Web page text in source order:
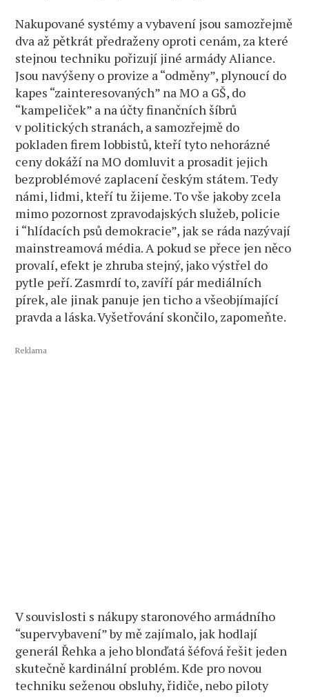
Nakupované systémy a vybavení jsou samozřejmě
dva až pětkrát předraženy oproti cenám, za které
stejnou techniku pořizují jiné armády Aliance.
Jsou navýšeny o provize a “odměny”, plynoucí do
kapes “zainteresovaných” na MO a GŠ, do
“kampeliček” a na účty finančních šíbrů
v politických stranách, a samozřejmě do
pokladen firem lobbistů, kteří tyto nehorázné
ceny dokáží na MO domluvit a prosadit jejich
bezproblémové zaplacení českým státem. Tedy
námi, lidmi, kteří tu žijeme. To vše jakoby zcela
mimo pozornost zpravodajských služeb, policie
i “hlídacích psů demokracie”, jak se ráda nazývají
mainstreamová média. A pokud se přece jen něco
provalí, efekt je zhruba stejný, jako výstřel do
pytle peří. Zasmrdí to, zavíří pár mediálních
pírek, ale jinak panuje jen ticho a všeobjímající
pravda a láska. Vyšetřování skončilo, zapomeňte.
Reklama
V souvislosti s nákupy staronového armádního
“supervybavení” by mě zajímalo, jak hodlají
generál Řehka a jeho blonďatá šéfová řešit jeden
skutečně kardinální problém. Kde pro novou
techniku seženou obsluhy, řidiče, nebo piloty